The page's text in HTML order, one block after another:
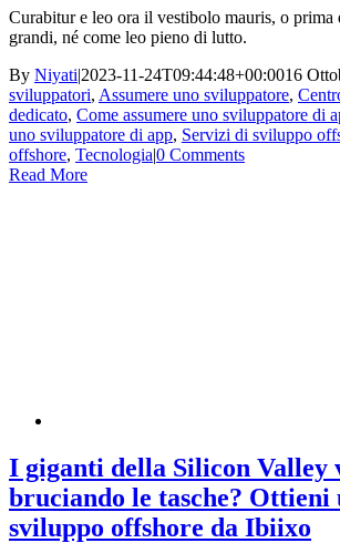
Curabitur e leo ora il vestibolo mauris, o prima
grandi, né come leo pieno di lutto.
By Niyati|2023-11-24T09:44:48+00:0016
sviluppatori, Assumere uno sviluppatore,
dedicato, Come assumere uno sviluppatore di
uno sviluppatore di app, Servizi di sviluppo
offshore, Tecnologia|0 Comments
Read More
I giganti della Silicon Valley
bruciando le tasche? Ottieni
sviluppo offshore da Ibiixo